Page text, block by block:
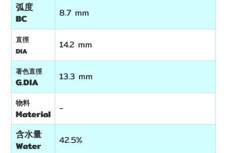
弧度
BC
8.7 mm
直徑
DIA
14.2 mm
著色直徑
G.DIA 13.3 mm
物料
Material
-
含水量
Water
42.5%